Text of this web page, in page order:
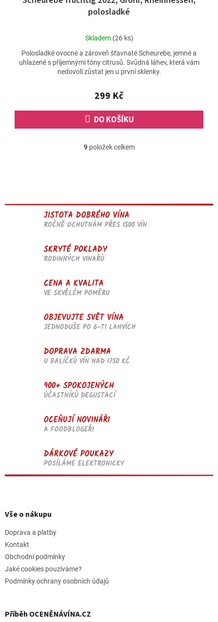
polosladké
Průměrné
produktu
je
5,0
5
hvězdiček.
Skladem (26 ks)
299 Kč
DO KOŠÍKU
Polosladké ovocné a zároveň šťavnaté Scheurebe, jemné a
uhlazené s příjemnými tóny citrusů. Svůdná láhev, která vám
nedovolí zůstat jen u první sklenky.
O
c
í
p
p
u
9položek celkem
JISTOTA DOBRÉHO VÍNA
ROČNĚ OCHUTNÁM PŘES 1500 VÍN
SKRYTÉ POKLADY
RODINNÝCH VINAŘŮ
CENA A KVALITA
VE SKVĚLÉM POMĚRU
OBJEVUJTE SVĚT VÍNA
JEDNODUŠE PO 6-TI LAHVÍCH
DOPRAVA ZDARMA
U BALÍČKŮ VÍN NAD 1750 KČ
900+ SPOKOJENÝCH
ÚČASTNÍKŮ DEGUSTACÍ
OCEŇUJÍ NOVINÁŘI
A FOODBLOGEŘI
DÁRKOVÉ POUKAZY
POSÍLÁME ELEKTRONICKY
pVše o nákupu
Doprava a platby
Kontakt
Obchodní podmínky
Jaké cookies pouzíváme?
Podmínky ochrany osobních údajů
Příběh OCENĚNÁVÍNA.CZ